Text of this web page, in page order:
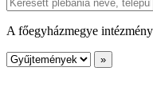
A főegyházmegye